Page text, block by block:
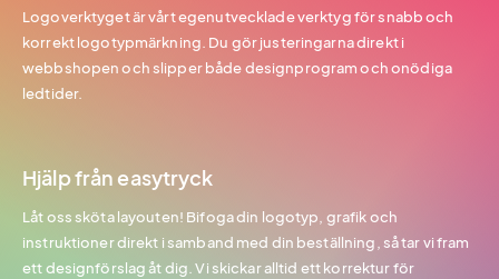
Logoverktyget är vårt egenutvecklade verktyg för snabb och
korrekt logotypmärkning. Du gör justeringarna direkt i
webbshopen och slipper både designprogram och onödiga
ledtider.
Hjälp från easytryck
Låt oss sköta layouten! Bifoga din logotyp, grafik och
instruktioner direkt i samband med din beställning, så tar vi fram
ett designförslag åt dig. Vi skickar alltid ett korrektur för